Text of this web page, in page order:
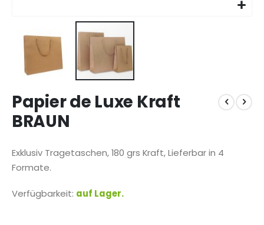
Anfang
der
Bildgalerie
Papier de Luxe Kraft
BRAUN
Exklusiv Tragetaschen, 180 grs Kraft, Lieferbar in 4
Formate.
Verfügbarkeit: auf Lager.